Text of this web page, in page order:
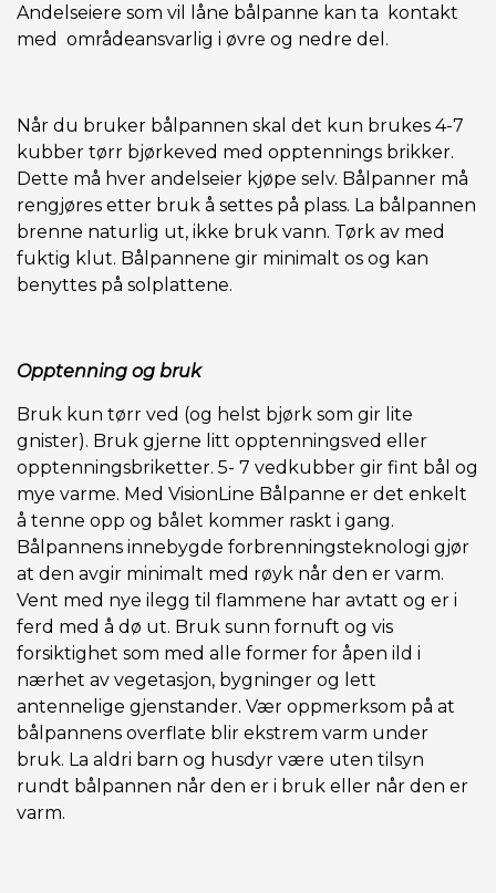
Andelseiere som vil låne bålpanne kan ta kontakt
med områdeansvarlig i øvre og nedre del.
Når du bruker bålpannen skal det kun brukes 4-7
kubber tørr bjørkeved med opptennings brikker.
Dette må hver andelseier kjøpe selv. Bålpanner må
rengjøres etter bruk å settes på plass. La bålpannen
brenne naturlig ut, ikke bruk vann. Tørk av med
fuktig klut. Bålpannene gir minimalt os og kan
benyttes på solplattene.
Opptenning og bruk
Bruk kun tørr ved (og helst bjørk som gir lite
gnister). Bruk gjerne litt opptenningsved eller
opptenningsbriketter. 5- 7 vedkubber gir fint bål og
mye varme. Med VisionLine Bålpanne er det enkelt
å tenne opp og bålet kommer raskt i gang.
Bålpannens innebygde forbrenningsteknologi gjør
at den avgir minimalt med røyk når den er varm.
Vent med nye ilegg til flammene har avtatt og er i
ferd med å dø ut. Bruk sunn fornuft og vis
forsiktighet som med alle former for åpen ild i
nærhet av vegetasjon, bygninger og lett
antennelige gjenstander. Vær oppmerksom på at
bålpannens overflate blir ekstrem varm under
bruk. La aldri barn og husdyr være uten tilsyn
rundt bålpannen når den er i bruk eller når den er
varm.